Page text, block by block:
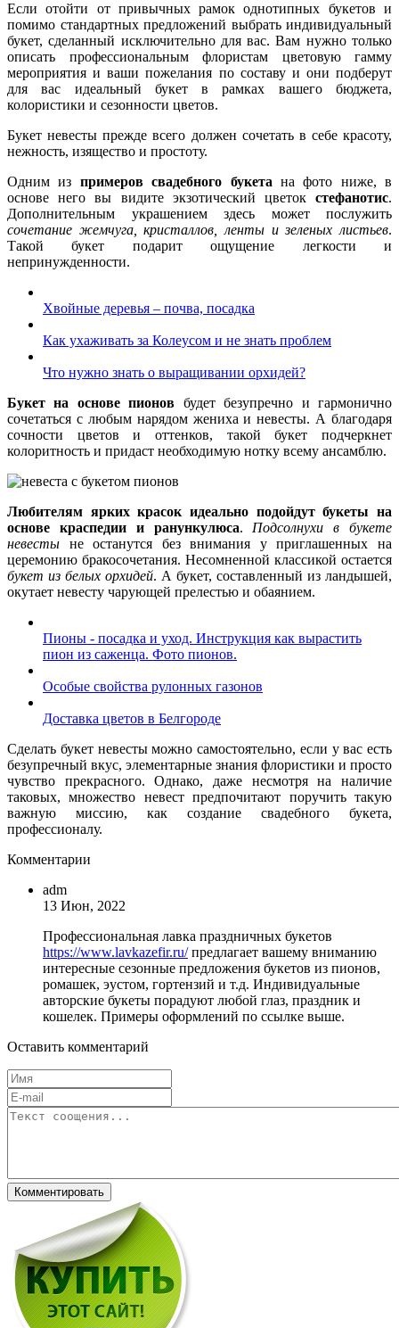
Если отойти от привычных рамок однотипных букетов и
помимо стандартных предложений выбрать индивидуальный
букет, сделанный исключительно для вас. Вам нужно только
описать профессиональным флористам цветовую гамму
мероприятия и ваши пожелания по составу и они подберут
для вас идеальный букет в рамках вашего бюджета,
колористики и сезонности цветов.
Букет невесты прежде всего должен сочетать в себе красоту,
нежность, изящество и простоту.
Одним из примеров свадебного букета на фото ниже, в
основе него вы видите экзотический цветок стефанотис.
Дополнительным украшением здесь может послужить
сочетание жемчуга, кристаллов, ленты и зеленых листьев.
Такой букет подарит ощущение легкости и
непринужденности.
Хвойные деревья – почва, посадка
Как ухаживать за Колеусом и не знать проблем
Что нужно знать о выращивании орхидей?
Букет на основе пионов будет безупречно и гармонично
сочетаться с любым нарядом жениха и невесты. А благодаря
сочности цветов и оттенков, такой букет подчеркнет
колоритность и придаст необходимую нотку всему ансамблю.
Любителям ярких красок идеально подойдут букеты на
основе краспедии и ранункулюса. Подсолнухи в букете
невесты не останутся без внимания у приглашенных на
церемонию бракосочетания. Несомненной классикой остается
букет из белых орхидей. А букет, составленный из ландышей,
окутает невесту чарующей прелестью и обаянием.
Пионы - посадка и уход. Инструкция как вырастить
пион из саженца. Фото пионов.
Особые свойства рулонных газонов
Доставка цветов в Белгороде
Сделать букет невесты можно самостоятельно, если у вас есть
безупречный вкус, элементарные знания флористики и просто
чувство прекрасного. Однако, даже несмотря на наличие
таковых, множество невест предпочитают поручить такую
важную миссию, как создание свадебного букета,
профессионалу.
Комментарии
adm
13 Июн, 2022
Профессиональная лавка праздничных букетов
https://www.lavkazefir.ru/предлагает вашему вниманию
интересные сезонные предложения букетов из пионов,
ромашек, эустом, гортензий и т.д. Индивидуальные
авторские букеты порадуют любой глаз, праздник и
кошелек. Примеры оформлений по ссылке выше.
Оставить комментарий